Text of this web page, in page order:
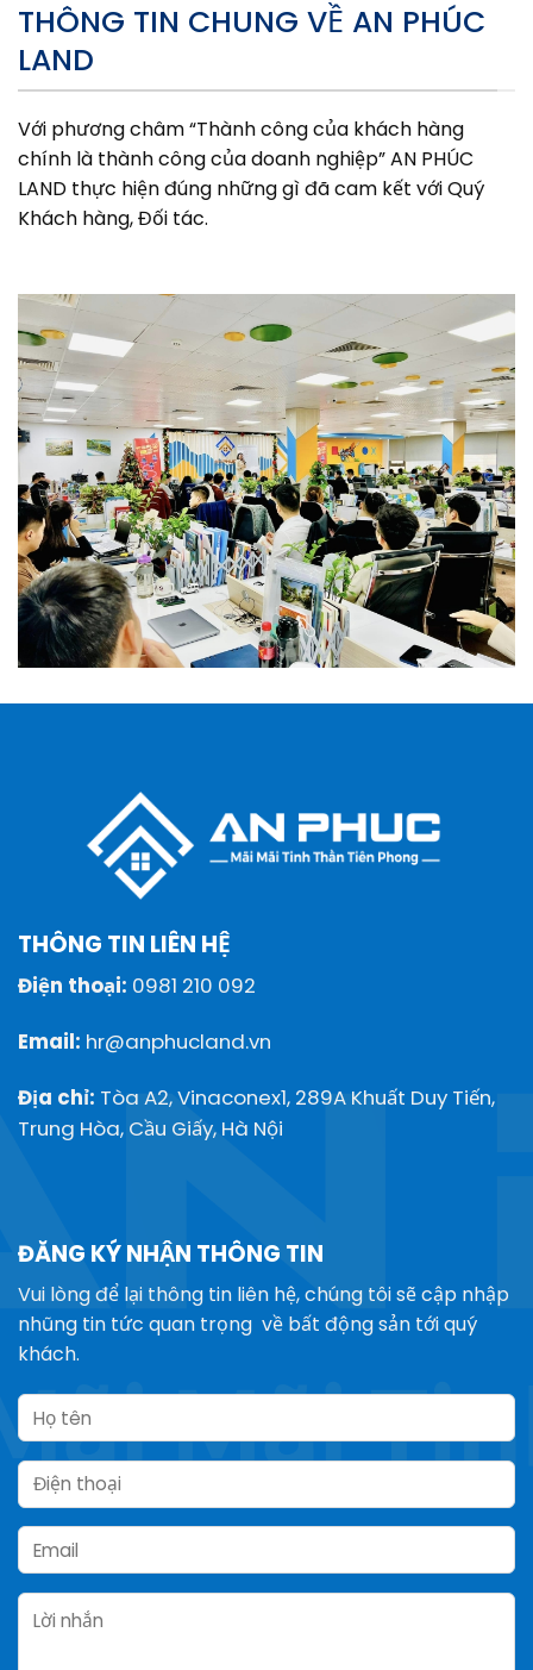
THÔNG TIN CHUNG VỀ AN PHÚC
LAND
Với phương châm “Thành công của khách hàng
chính là thành công của doanh nghiệp” AN PHÚC
LAND thực hiện đúng những gì đã cam kết với Quý
Khách hàng, Đối tác.
THÔNG TIN LIÊN HỆ
Điện thoại: 0981 210 092
Email: hr@anphucland.vn
Địa chỉ: Tòa A2, Vinaconex1, 289A Khuất Duy Tiến,
Trung Hòa, Cầu Giấy, Hà Nội
ĐĂNG KÝ NHẬN THÔNG TIN
Vui lòng để lại thông tin liên hệ, chúng tôi sẽ cập nhập
nhũng tin tức quan trọng về bất động sản tới quý
khách.